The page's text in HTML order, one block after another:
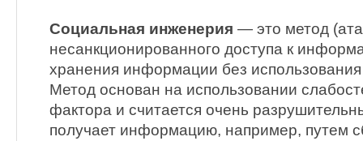
Социальная инженерия — это метод
несанкционированного доступа к
хранения информации без использования
Метод основан на использовании
фактора и считается очень
получает информацию, например, путем